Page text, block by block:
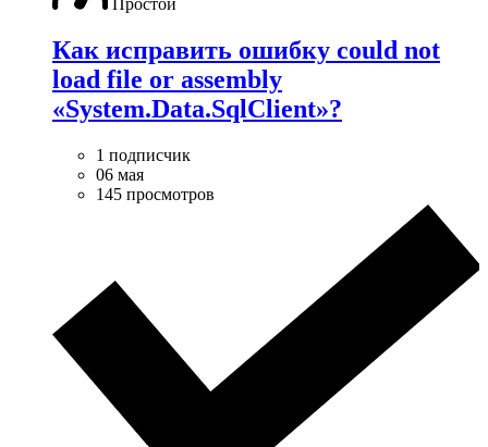
Простой
Как исправить ошибку could not
load file or assembly
«System.Data.SqlClient»?
1 подписчик
06 мая
145 просмотров